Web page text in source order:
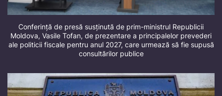
Conferință de presă susținută de prim-ministrul Republicii
Moldova, Vasile Tofan, de prezentare a principalelor prevederi
ale politicii fiscale pentru anul 2027, care urmează să fie supusă
consultărilor publice